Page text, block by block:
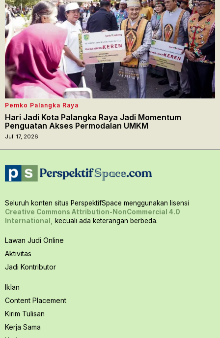
Pemko Palangka Raya
Hari Jadi Kota Palangka Raya Jadi Momentum
Penguatan Akses Permodalan UMKM
Juli 17, 2026
Seluruh konten situs PerspektifSpace menggunakan lisensi
Creative Commons Attribution-NonCommercial 4.0
International,
kecuali ada keterangan berbeda.
Lawan Judi Online
Aktivitas
Jadi Kontributor
Iklan
Content Placement
Kirim Tulisan
Kerja Sama